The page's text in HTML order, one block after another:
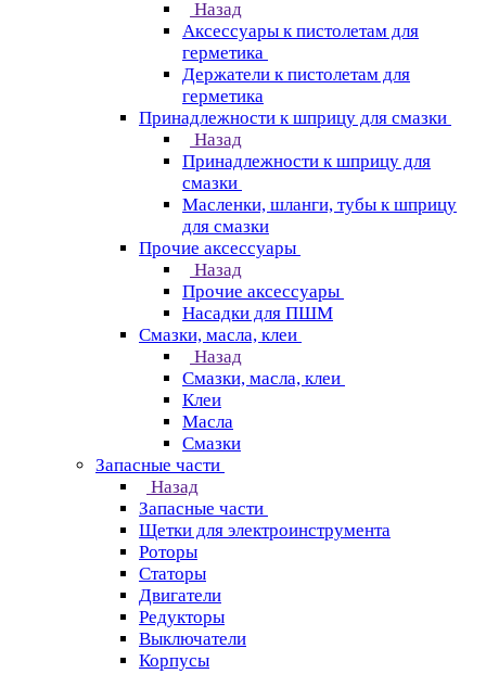
Назад
Аксессуары к пистолетам для
герметика
Держатели к пистолетам для
герметика
Принадлежности к шприцу для смазки
Назад
Принадлежности к шприцу для
смазки
Масленки, шланги, тубы к шприцу
для смазки
Прочие аксессуары
Назад
Прочие аксессуары
Насадки для ПШМ
Смазки, масла, клеи
Назад
Смазки, масла, клеи
Клеи
Масла
Смазки
Запасные части
Назад
Запасные части
Щетки для электроинструмента
Роторы
Статоры
Двигатели
Редукторы
Выключатели
Корпусы